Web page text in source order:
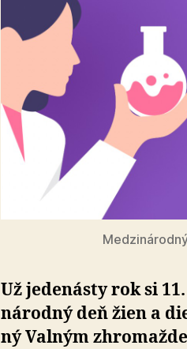
Už jedenásty rok si
ná­rod­ný deň žien a
ný Valným